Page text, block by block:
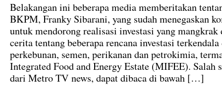
Belakangan ini beberapa media memberitakan
BKPM, Franky Sibarani, yang sudah menegaskan
untuk mendorong realisasi investasi yang mangkrak
cerita tentang beberapa rencana investasi
perkebunan, semen, perikanan dan petrokimia,
Integrated Food and Energy Estate (MIFEE). Salah
dari Metro TV news, dapat dibaca di bawah […]